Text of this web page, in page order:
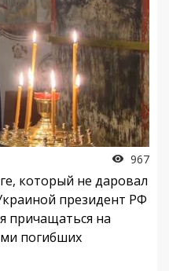
967
который не даровал
президент РФ
причащаться на
погибших